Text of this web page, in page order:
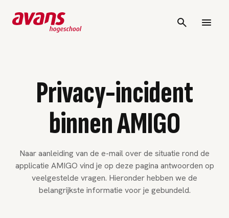
Privacy-incident
binnen AMIGO
Naar aanleiding van de e-mail over de situatie rond de
applicatie AMIGO vind je op deze pagina antwoorden op
veelgestelde vragen. Hieronder hebben we de
belangrijkste informatie voor je gebundeld.